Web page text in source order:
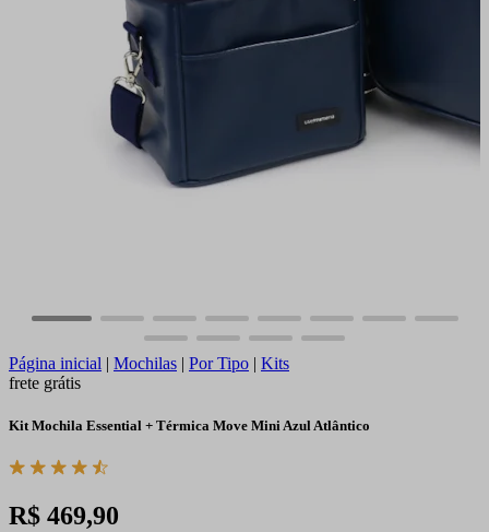
Página inicial | Mochilas | Por Tipo | Kits
frete grátis
Kit Mochila Essential + Térmica Move Mini Azul Atlântico
R$ 469,90